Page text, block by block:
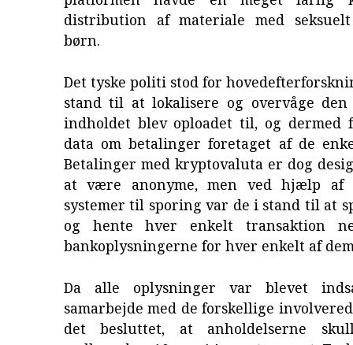
distribution af materiale med
børn.
Det tyske politi stod for
stand til at lokalisere og overvåge den
indholdet blev oploadet til, og dermed
data om betalinger foretaget af de
Betalinger med kryptovaluta er dog
at være anonyme, men ved hjælp af
systemer til sporing var de i stand til at
og hente hver enkelt transaktion
bankoplysningerne for hver enkelt af
Da alle oplysninger var blevet
samarbejde med de forskellige
det besluttet, at anholdelserne